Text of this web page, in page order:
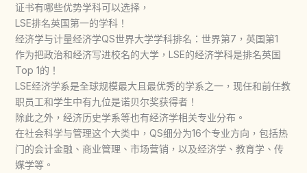
证书有哪些优势学科可以选择，
LSE排名英国第一的学科！
经济学与计量经济学QS世界大学学科排名：世界第7，英国第1
作为把政治和经济写进校名的大学，LSE的经济学科是排名英国
Top 1的！
LSE经济学系是全球规模最大且最优秀的学系之一，现任和前任教
职员工和学生中有九位是诺贝尔奖获得者！
除此之外，经济历史学系等也有经济学相关专业分布。
在社会科学与管理这个大类中，QS细分为16个专业方向，包括热
门的会计金融、商业管理、市场营销，以及经济学、教育学、传
媒学等。